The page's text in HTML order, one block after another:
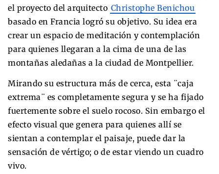
el proyecto del arquitecto Christophe Benichou
basado en Francia logró su objetivo. Su idea era
crear un espacio de meditación y contemplación
para quienes llegaran a la cima de una de las
montañas aledañas a la ciudad de Montpellier.
Mirando su estructura más de cerca, esta ¨caja
extrema¨ es completamente segura y se ha fijado
fuertemente sobre el suelo rocoso. Sin embargo el
efecto visual que genera para quienes allí se
sientan a contemplar el paisaje, puede dar la
sensación de vértigo; o de estar viendo un cuadro
vivo.